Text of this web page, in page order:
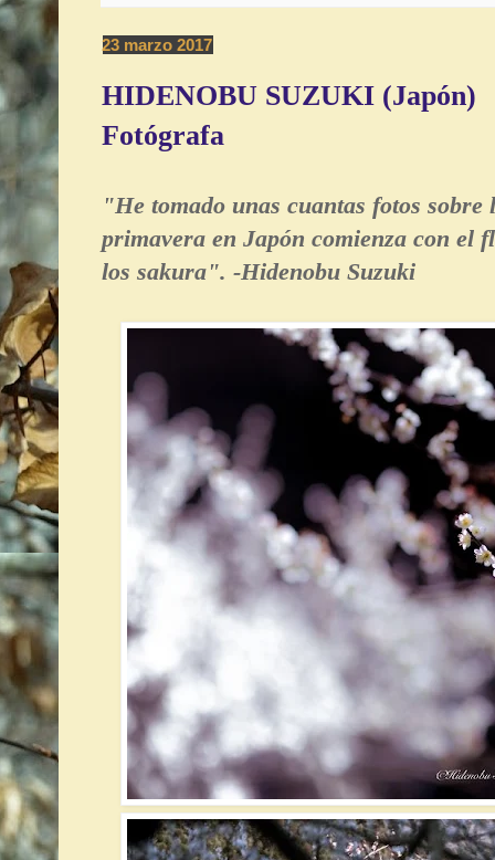
23 marzo 2017
HIDENOBU SUZUKI (Japón)
Fotógrafa
"He tomado unas cuantas fotos
primavera en Japón comienza con el
los sakura". -Hidenobu Suzuki